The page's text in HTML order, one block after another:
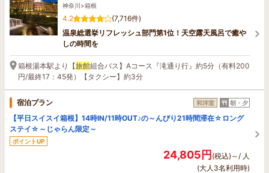
神奈川>箱根
4.2
(7,716件)
温泉総選挙リフレッシュ部門第1位！天空露天風呂で癒や
しの時間を
箱根湯本駅より【旅館組合バス】Aコース『滝通り行』約5分（有料200
円/最終17：45発）【タクシー】約3分
宿泊プラン 和洋室 朝・夕
【平日スイスイ箱根】14時IN/11時OUT♪の～んびり21時間滞在☆ロング
ステイ☆～じゃらん限定～
ポイントUP
24,805円(税込)～/ 人
(大人3名利用時)